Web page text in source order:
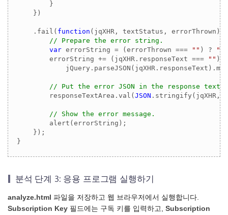
        }
    })
    .fail(
function ( jqXHR, textStatus, errorThrown )
// Prepare the error string.
var errorString = (errorThrown === "" ) ?
        errorString += (jqXHR.responseText ===
"" )
// Put the error JSON in the response
        responseTextArea.val(
JSON .stringify(jqXHR,
// Show the error message.
        alert(errorString);
    });
}
분석 단계 3: 응용 프로그램 실행하기
analyze.html 파일을 저장하고 웹 브라우저에서 실행합니다.
Subscription Key 필드에는 구독 키를 입력하고, Subscription